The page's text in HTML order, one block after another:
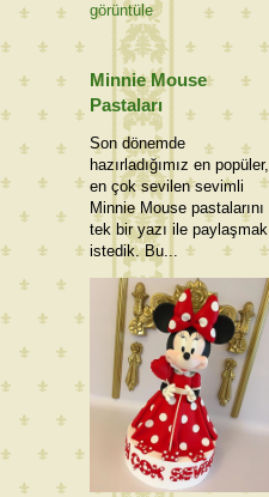
görüntüle
Minnie Mouse
Pastaları
Son dönemde
hazırladığımız en popüler,
en çok sevilen sevimli
Minnie Mouse pastalarını
tek bir yazı ile paylaşmak
istedik. Bu...